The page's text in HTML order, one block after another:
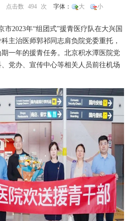
点击数 494 次 字体： 大 小
市2023年“组团式”援青医疗队在大兴国
科主治医师郭祁同志肩负院党委重托，
一年的援青任务。北京积水潭医院党
、 党办、 宣传中心等相关人员前往机场